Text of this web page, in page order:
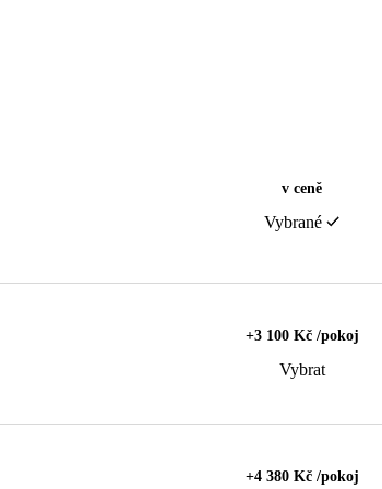
v ceně
Vybrané
+3 100 Kč /pokoj
Vybrat
+4 380 Kč /pokoj